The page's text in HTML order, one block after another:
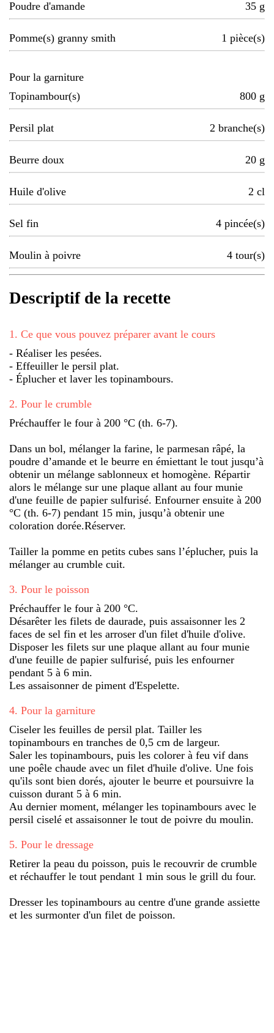
Poudre d'amande 35 g
Pomme(s) granny smith 1 pièce(s)
Pour la garniture
Topinambour(s)
800 g
Persil plat 2 branche(s)
Beurre doux 20 g
Huile d'olive 2 cl
Sel fin 4 pincée(s)
Moulin à poivre 4 tour(s)
Descriptif de la recette
1 . Ce que vous pouvez préparer avant le cours
- Réaliser les pesées.
- Effeuiller le persil plat.
- Éplucher et laver les topinambours.
2. Pour le crumble
Préchauffer le four à 200 °C (th. 6-7).
Dans un bol, mélanger la farine, le parmesan râpé, la
poudre d’amande et le beurre en émiettant le tout jusqu’à
obtenir un mélange sablonneux et homogène. Répartir
alors le mélange sur une plaque allant au four munie
d'une feuille de papier sulfurisé. Enfourner ensuite à 200
°C (th. 6-7) pendant 15 min, jusqu’à obtenir une
coloration dorée.Réserver.
Tailler la pomme en petits cubes sans l’éplucher, puis la
mélanger au crumble cuit.
3. Pour le poisson
Préchauffer le four à 200 °C.
Désarêter les filets de daurade, puis assaisonner les 2
faces de sel fin et les arroser d'un filet d'huile d'olive.
Disposer les filets sur une plaque allant au four munie
d'une feuille de papier sulfurisé, puis les enfourner
pendant 5 à 6 min.
Les assaisonner de piment d'Espelette.
4. Pour la garniture
Ciseler les feuilles de persil plat. Tailler les
topinambours en tranches de 0,5 cm de largeur.
Saler les topinambours, puis les colorer à feu vif dans
une poêle chaude avec un filet d'huile d'olive. Une fois
qu'ils sont bien dorés, ajouter le beurre et poursuivre la
cuisson durant 5 à 6 min.
Au dernier moment, mélanger les topinambours avec le
persil ciselé et assaisonner le tout de poivre du moulin.
5. Pour le dressage
Retirer la peau du poisson, puis le recouvrir de crumble
et réchauffer le tout pendant 1 min sous le grill du four.
Dresser les topinambours au centre d'une grande assiette
et les surmonter d'un filet de poisson.